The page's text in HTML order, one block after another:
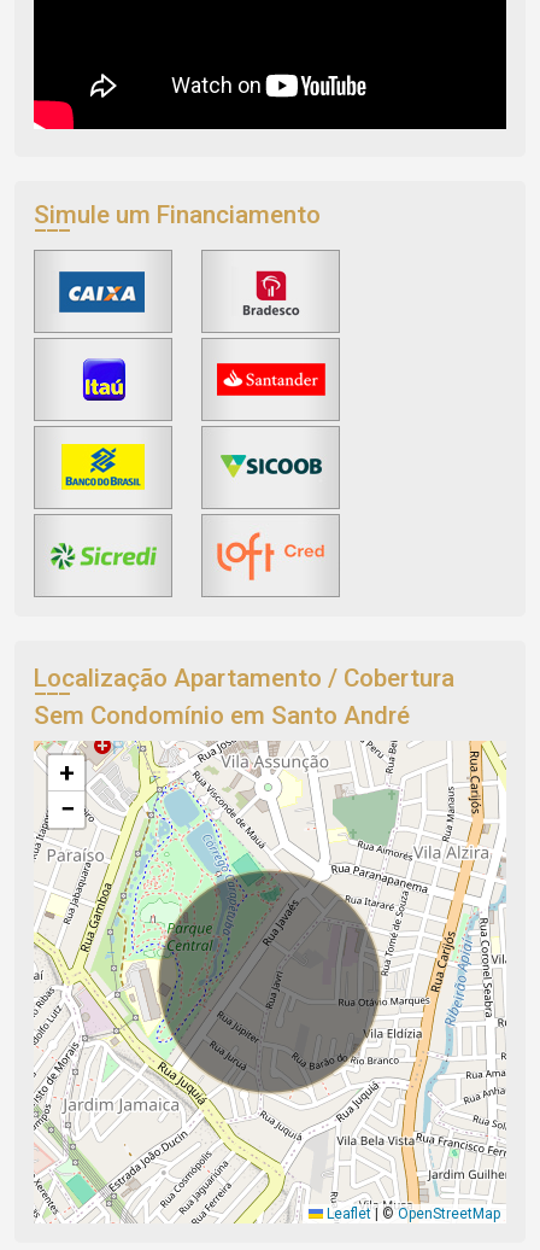
Simule um Financiamento
Localização Apartamento / Cobertura
Sem Condomínio em Santo André
+
−
Leaflet | ©OpenStreetMap